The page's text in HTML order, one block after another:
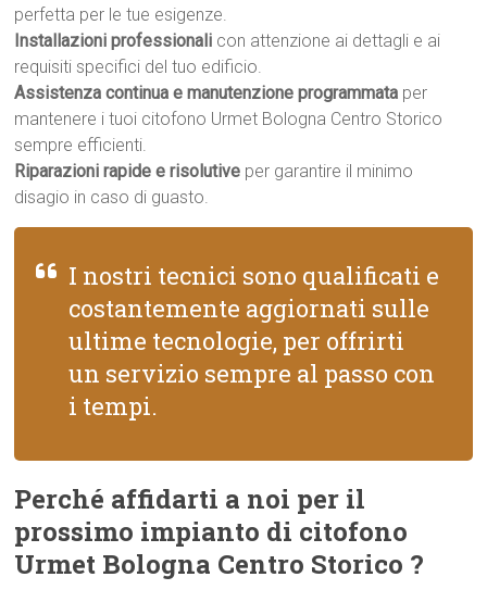
perfetta per le tue esigenze.
Installazioni professionali con attenzione ai dettagli e ai
requisiti specifici del tuo edificio.
Assistenza continua e manutenzione programmata per
mantenere i tuoi citofono Urmet Bologna Centro Storico
sempre efficienti.
Riparazioni rapide e risolutive per garantire il minimo
disagio in caso di guasto.
I nostri tecnici sono qualificati e
costantemente aggiornati sulle
ultime tecnologie, per offrirti
un servizio sempre al passo con
i tempi.
Perché affidarti a noi per il
prossimo impianto di citofono
Urmet Bologna Centro Storico ?